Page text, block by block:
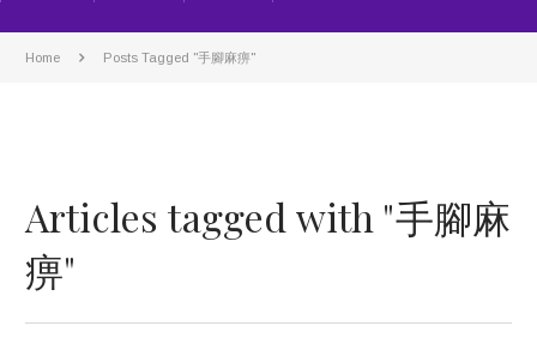
Home Posts Tagged "手腳麻痹"
Articles tagged with "手腳麻
痹"